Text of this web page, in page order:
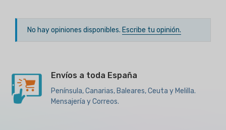
No hay opiniones disponibles. Escribe tu opinión.
Envíos a toda España
Península, Canarias, Baleares, Ceuta y Melilla.
Mensajería y Correos.